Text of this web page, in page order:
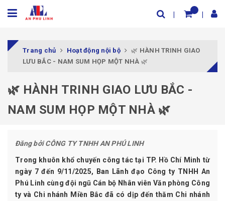
Trang chủ Hoạt động nội bộ
🌿 HÀNH TRINH GIAO
LƯU BẮC - NAM SUM HỌP MỘT NHÀ 🌿
🌿 HÀNH TRINH GIAO LƯU BẮC -
NAM SUM HỌP MỘT NHÀ 🌿
Đăng bởiCÔNG TY TNHH AN PHÚ LINH
Trong khuôn khổ chuyến công tác tại TP. Hồ Chí Minh từ
ngày 7 đến 9/11/2025, Ban Lãnh đạo Công ty TNHH An
Phú Linh cùng đội ngũ Cán bộ Nhân viên Văn phòng Công
ty và Chi nhánh Miền Bắc đã có dịp đến thăm Chi nhánh